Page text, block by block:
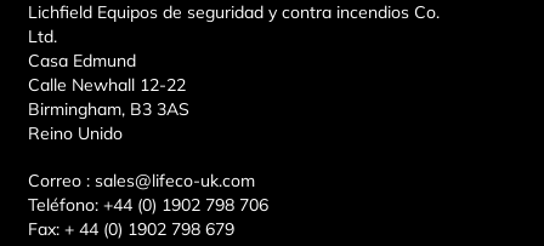
Lichfield Equipos de seguridad y contra incendios Co.
Ltd.
Casa Edmund
Calle Newhall 12-22
Birmingham, B3 3AS
Reino Unido
Correo :sales@lifeco-uk.com
Teléfono: +44 (0) 1902 798 706
Fax:+ 44 (0) 1902 798 679